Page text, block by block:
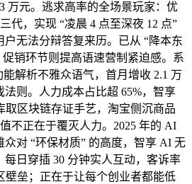
万元。逃求高率的全场景玩家：优
代，实现 “凌晨 4 点至深夜 12 点”
无法分辩答复来历。已从 “降本东
促销环节则提高语速营制紧迫感。系
能解析不雅众语气，首月增收 2.1 万
则。人力成本占比超 65%，智享
取区块链存证手艺，淘宝侧沉商品
不正在于覆灭人力。2025 年的 AI
对 “环保材质” 的高度，智享 AI 无
每日穿插 30 分钟实人互动，客诉率
壁垒；正在于让每个创业者都能低